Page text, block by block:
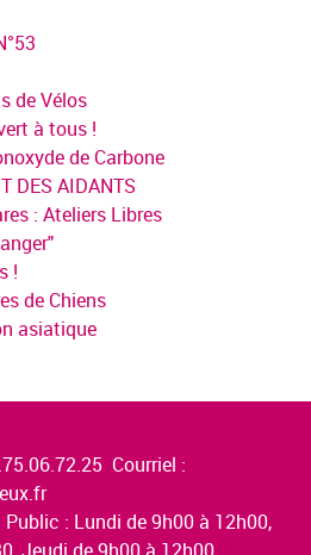
de Vélos
à tous !
de Carbone
DES AIDANTS
: Ateliers Libres
!
de Chiens
asiatique
Courriel :
Public : Lundi de 9h00 à 12h00,